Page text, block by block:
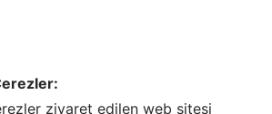
ziyaret edilen web sitesi